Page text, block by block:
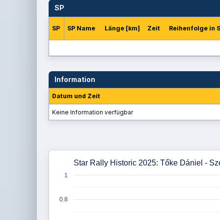
SP
SP SP Name Länge [km] Zeit Reihenfolge in
Information
Datum und Zeit
Keine Information verfügbar
Star Rally Historic 2025: Tőke Dániel -
0.8
1